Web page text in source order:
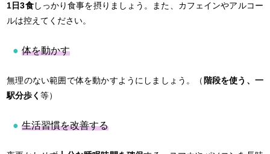
1日3食しっかり食事を摂りましょう。また、カフェインやアルコー
ルは控えてください。
体を動かす
無理のない範囲で体を動かすようにしましょう。（ 階段を使う、一
駅分歩く等）
生活習慣を改善する